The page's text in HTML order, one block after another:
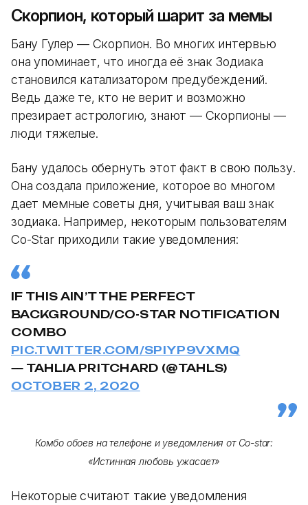
Скорпион, который шарит за мемы
Бану Гулер — Скорпион. Во многих интервью
она упоминает, что иногда её знак Зодиака
становился катализатором предубеждений.
Ведь даже те, кто не верит и возможно
презирает астрологию, знают — Скорпионы —
люди тяжелые.
Бану удалось обернуть этот факт в свою пользу.
Она создала приложение, которое во многом
дает мемные советы дня, учитывая ваш знак
зодиака. Например, некоторым пользователям
Co-Star приходили такие уведомления:
IF THIS AIN’T THE PERFECT
BACKGROUND/CO-STAR NOTIFICATION
COMBO
PIC.TWITTER.COM/SPIYP9VXMQ
— TAHLIA PRITCHARD (@TAHLS)
OCTOBER 2, 2020
Комбо обоев на телефоне и уведомления от Co-star:
«Истинная любовь ужасает»
Некоторые считают такие уведомления